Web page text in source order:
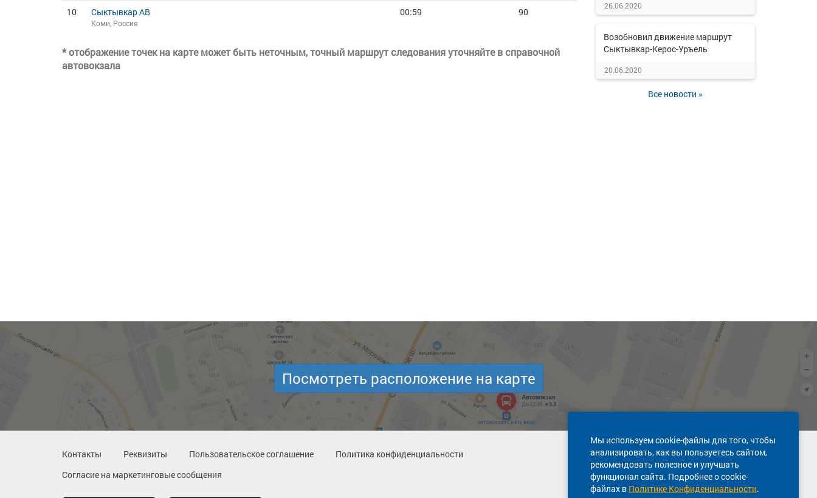
10 Сыктывкар АВ
Коми, Россия
00:59 90
* отображение точек на карте может быть неточным, точный маршрут следования уточняйте в справочной
автовокзала
26.06.2020
Возобновил движение маршрут
Сыктывкар-Керос-Уръель
20.06.2020
Все новости »
Мы используем cookie-файлы для того, чтобы
анализировать, как вы пользуетесь сайтом,
рекомендовать полезное и улучшать
функционал сайта. Подробнее о cookie-
файлах в Политике Конфиденциальности.
Посмотреть расположение на карте
Контакты Реквизиты Пользовательское соглашение
Политика конфиденциальности
Согласие на маркетинговые сообщения
Техническая поддержка сайта
8 800 600-03-38